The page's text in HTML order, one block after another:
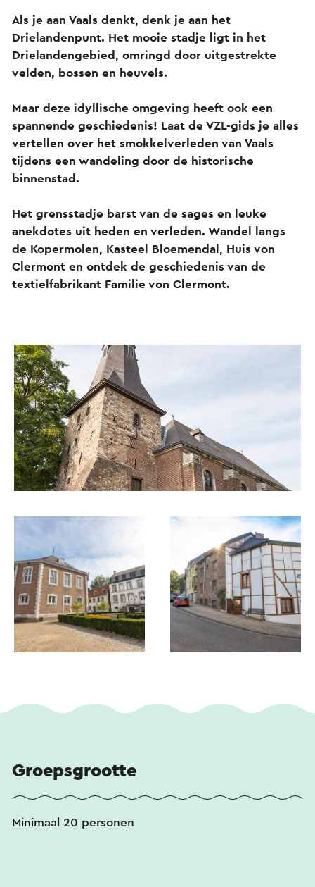
Als je aan Vaals denkt, denk je aan het
Drielandenpunt. Het mooie stadje ligt in het
Drielandengebied, omringd door uitgestrekte
velden, bossen en heuvels.
Maar deze idyllische omgeving heeft ook een
spannende geschiedenis! Laat de VZL-gids je alles
vertellen over het smokkelverleden van Vaals
tijdens een wandeling door de historische
binnenstad.
Het grensstadje barst van de sages en leuke
anekdotes uit heden en verleden. Wandel langs
de Kopermolen, Kasteel Bloemendal, Huis von
Clermont en ontdek de geschiedenis van de
textielfabrikant Familie von Clermont.
Groepsgrootte
Minimaal 20 personen